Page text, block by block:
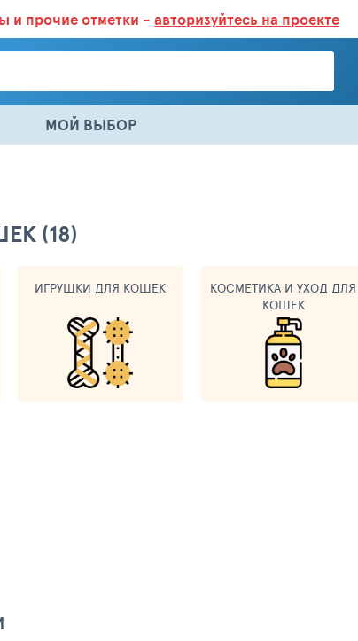
БОЛЬШЕ 100 000 ТОВАРОВ. ЕЖЕДНЕВНОЕ
и прочие отметки - авторизуйтесь на проекте
МОЙ ВЫБОР
(18)
ИГРУШКИ ДЛЯ КОШЕК
КОСМЕТИКА И УХОД ДЛЯ
КОШЕК